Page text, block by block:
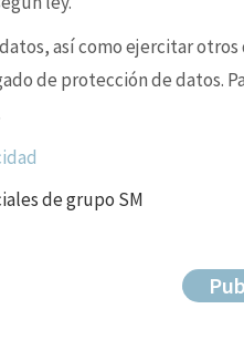
así como ejercitar otros
de protección de datos.
de grupo SM